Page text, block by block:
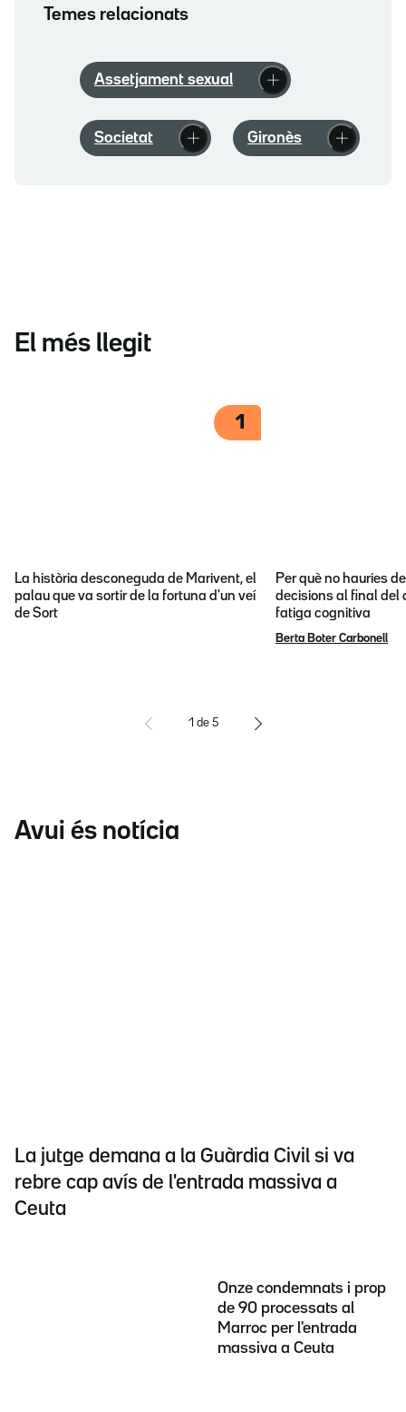
Temes relacionats
Assetjament sexual
Societat Gironès
El més llegit
1
La història desconeguda de Marivent, el
palau que va sortir de la fortuna d'un veí
de Sort
Per què no hauries
decisions al final del
fatiga cognitiva
Berta Boter Carbonell
1 de 5
Avui és notícia
La jutge demana a la Guàrdia Civil si va
rebre cap avís de l'entrada massiva a
Ceuta
Onze condemnats i prop
de 90 processats al
Marroc per l'entrada
massiva a Ceuta